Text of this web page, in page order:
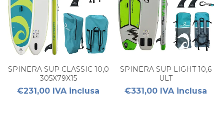
SPINERA SUP CLASSIC 10,0
305X79X15
€231,00 IVA inclusa
SPINERA SUP LIGHT 10,6
ULT
€331,00 IVA inclusa